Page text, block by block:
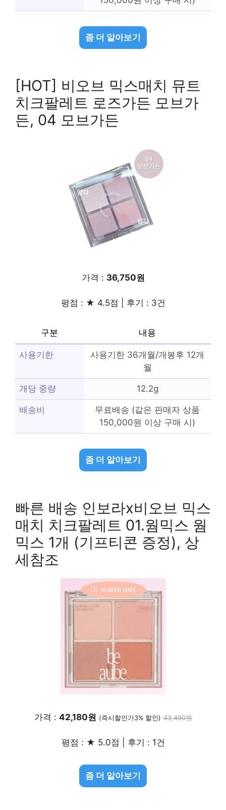
좀 더 알아보기
[HOT] 비오브 믹스매치 뮤트
치크팔레트 로즈가든 모브가
든, 04 모브가든
가격 : 36,750원
평점 : ★ 4.5점 | 후기 : 3건
구분 내용
사용기한
사용기한 36개월/개봉후 12개
월
개당 중량 12.2g
배송비
무료배송 (같은 판매자 상품
150,000원 이상 구매 시)
좀 더 알아보기
빠른 배송 인보라x비오브 믹스
매치 치크팔레트 01.웜믹스 웜
믹스 1개 (기프티콘 증정), 상
세참조
가격 : 42,180원 (즉시할인가3% 할인) 43,490원
평점 : ★ 5.0점 | 후기 : 1건
좀 더 알아보기